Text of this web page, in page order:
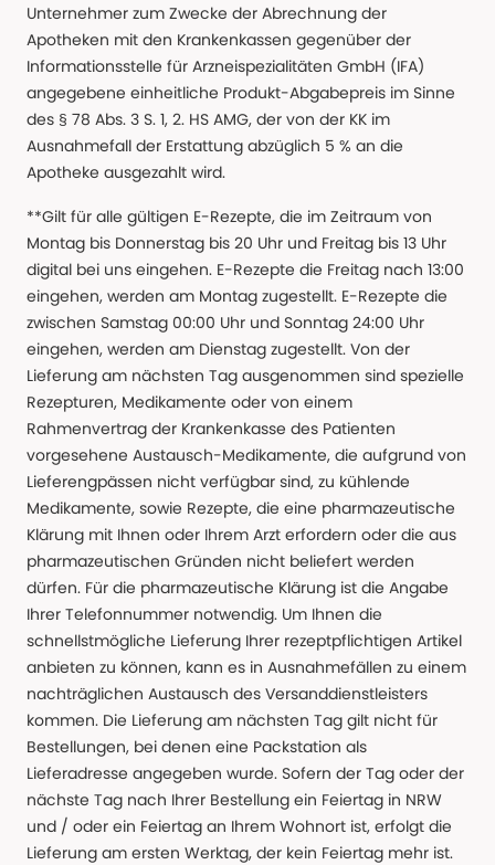
Unternehmer zum Zwecke der Abrechnung der
Apotheken mit den Krankenkassen gegenüber der
Informationsstelle für Arzneispezialitäten GmbH (IFA)
angegebene einheitliche Produkt-Abgabepreis im Sinne
des § 78 Abs. 3 S. 1, 2. HS AMG, der von der KK im
Ausnahmefall der Erstattung abzüglich 5 % an die
Apotheke ausgezahlt wird.
**Gilt für alle gültigen E-Rezepte, die im Zeitraum von
Montag bis Donnerstag bis 20 Uhr und Freitag bis 13 Uhr
digital bei uns eingehen. E-Rezepte die Freitag nach 13:00
eingehen, werden am Montag zugestellt. E-Rezepte die
zwischen Samstag 00:00 Uhr und Sonntag 24:00 Uhr
eingehen, werden am Dienstag zugestellt. Von der
Lieferung am nächsten Tag ausgenommen sind spezielle
Rezepturen, Medikamente oder von einem
Rahmenvertrag der Krankenkasse des Patienten
vorgesehene Austausch-Medikamente, die aufgrund von
Lieferengpässen nicht verfügbar sind, zu kühlende
Medikamente, sowie Rezepte, die eine pharmazeutische
Klärung mit Ihnen oder Ihrem Arzt erfordern oder die aus
pharmazeutischen Gründen nicht beliefert werden
dürfen. Für die pharmazeutische Klärung ist die Angabe
Ihrer Telefonnummer notwendig. Um Ihnen die
schnellstmögliche Lieferung Ihrer rezeptpflichtigen Artikel
anbieten zu können, kann es in Ausnahmefällen zu einem
nachträglichen Austausch des Versanddienstleisters
kommen. Die Lieferung am nächsten Tag gilt nicht für
Bestellungen, bei denen eine Packstation als
Lieferadresse angegeben wurde. Sofern der Tag oder der
nächste Tag nach Ihrer Bestellung ein Feiertag in NRW
und / oder ein Feiertag an Ihrem Wohnort ist, erfolgt die
Lieferung am ersten Werktag, der kein Feiertag mehr ist.